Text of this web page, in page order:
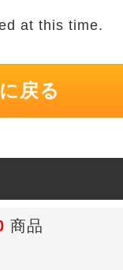
at this time.
戻る
商品